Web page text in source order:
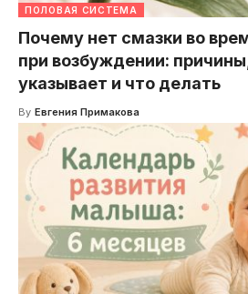
ПОЛОВАЯ СИСТЕМА
Почему нет смазки во
при возбуждении:
указывает и что делать
By Евгения Примакова